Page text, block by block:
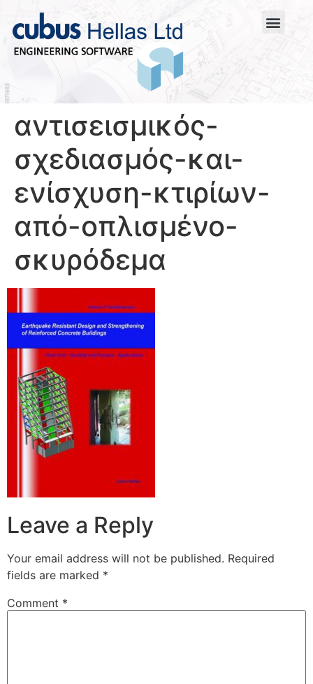
αντισεισμικός-
σχεδιασμός-και-
ενίσχυση-κτιρίων-
από-οπλισμένο-
σκυρόδεμα
Leave a Reply
Your email address will not be published. Required
fields are marked *
Comment *